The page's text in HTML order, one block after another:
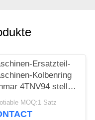
Ersatzteil-
Kolbenring
4TNV94 stellte
22050 ein
MOQ:1 Satz